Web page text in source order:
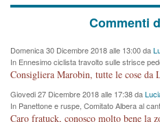
Commenti
Domenica 30 Dicembre 2018 alle 13:00 da
In Ennesimo ciclista travolto sulle strisce
Comune si svegli"
Giovedi 27 Dicembre 2018 alle 17:38 da
In Panettone e ruspe, Comitato Albera al
cronoprogramma"